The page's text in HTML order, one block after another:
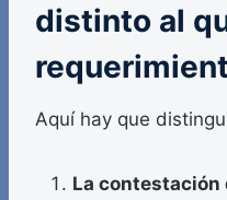
distinto al
Aquí hay que
La